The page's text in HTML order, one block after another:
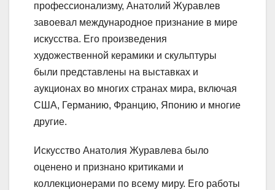
профессионализму, Анатолий Журавлев
завоевал международное признание в мире
искусства. Его произведения
художественной керамики и скульптуры
были представлены на выставках и
аукционах во многих странах мира, включая
США, Германию, Францию, Японию и многие
другие.
Искусство Анатолия Журавлева было
оценено и признано критиками и
коллекционерами по всему миру. Его работы